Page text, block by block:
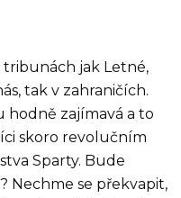
tribunách jak Letné,
tak v zahraničích.
hodně zajímavá a to
skoro revolučním
Sparty. Bude
Nechme se překvapit,